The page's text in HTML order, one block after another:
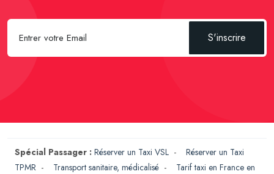
S'inscrire
Spécial Passager : Réserver un Taxi VSL - Réserver un Taxi
TPMR - Transport sanitaire, médicalisé - Tarif taxi en France en